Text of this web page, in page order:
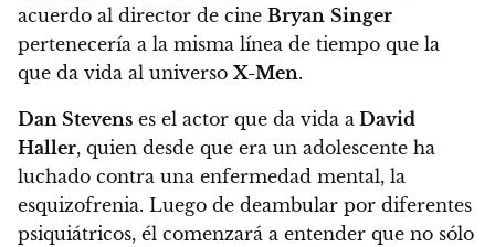
acuerdo al director de cine Bryan Singer
pertenecería a la misma línea de tiempo que la
que da vida al universo X-Men.
Dan Stevens es el actor que da vida a David
Haller, quien desde que era un adolescente ha
luchado contra una enfermedad mental, la
esquizofrenia. Luego de deambular por diferentes
psiquiátricos, él comenzará a entender que no sólo